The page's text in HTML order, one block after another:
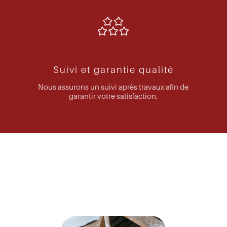
Suivi et garantie qualité
Nous assurons un suivi après travaux afin de
garantir votre satisfaction.